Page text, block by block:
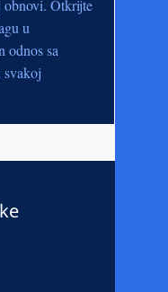
obnovi. Otkrijte
u
odnos sa